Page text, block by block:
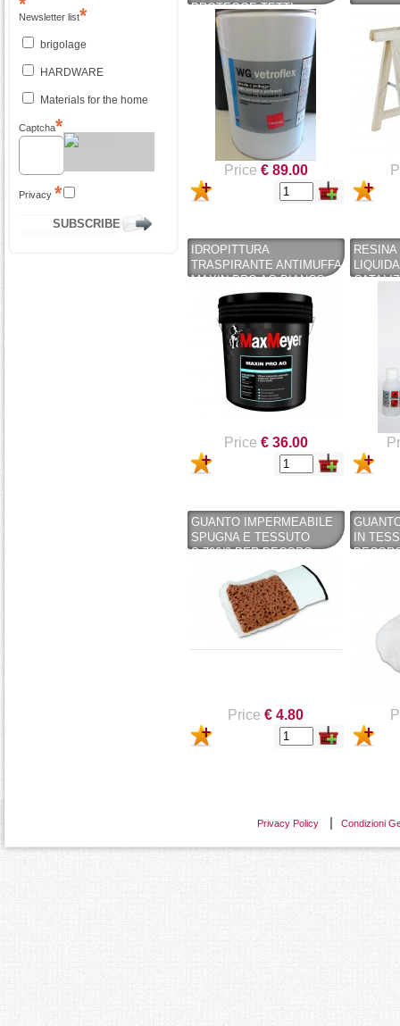
Newsletter list
brigolage
HARDWARE
Materials for the home
Captcha
Privacy
PROTEGGE TETTI,
TERRAZZI E PAVIMENTI 4
LT - GATTOCEL
Price € 89.00
IDROPITTURA
TRASPIRANTE ANTIMUFFA
MAXIN PRO AG BIANCO
CALIBRATO LT. 5 - MAX
MEYER
Price € 36.00
GUANTO IMPERMEABILE
SPUGNA E TESSUTO
S.790/3 PER DECORO
MURALE CINGHIALE
Price € 4.80
IN
Privacy Policy Condizioni